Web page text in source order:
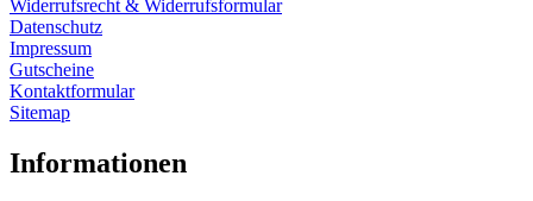
Widerrufsrecht & Widerrufsformular
Datenschutz
Impressum
Gutscheine
Kontaktformular
Sitemap
Informationen